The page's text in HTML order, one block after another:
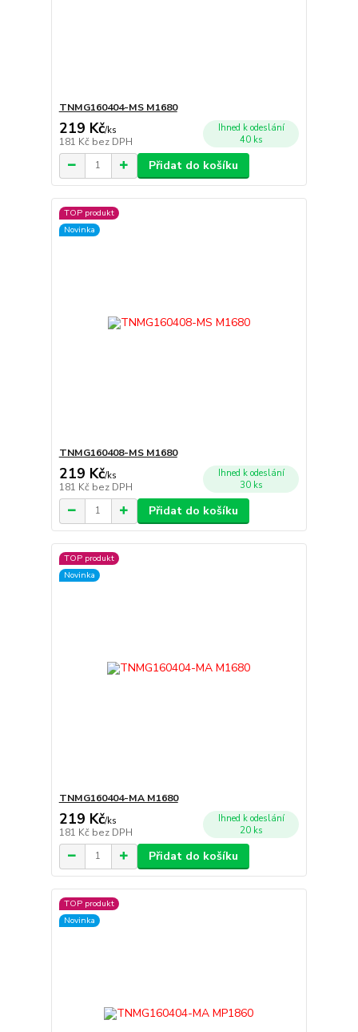
TNMG160404-MS M1680
219 Kč/ks
181 Kč bez DPH
Ihned k odeslání
40 ks
Přidat do košíku
TOP produkt
Novinka
TNMG160408-MS M1680
219 Kč/ks
181 Kč bez DPH
Ihned k odeslání
30 ks
Přidat do košíku
TOP produkt
Novinka
TNMG160404-MA M1680
219 Kč/ks
181 Kč bez DPH
Ihned k odeslání
20 ks
Přidat do košíku
TOP produkt
Novinka